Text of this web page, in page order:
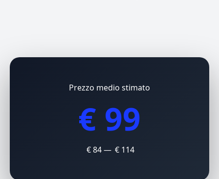
Prezzo medio stimato
€ 99
€ 84 — € 114